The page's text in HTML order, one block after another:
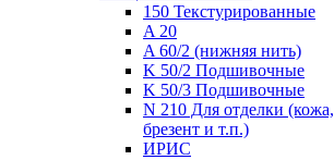
150 Текстурированные
A 20
A 60/2 (нижняя нить)
K 50/2 Подшивочные
K 50/3 Подшивочные
N 210 Для отделки (кожа,
брезент и т.п.)
ИРИС